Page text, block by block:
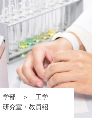
学部＞ 工学
研究室・教員紹